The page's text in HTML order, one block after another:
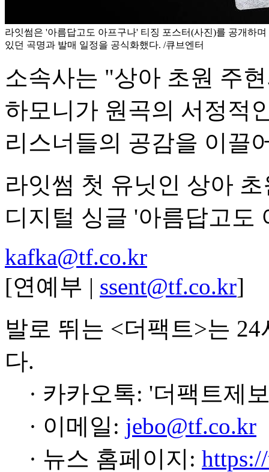
라잇썸은 '아름답고도 아프구나' 티징 포스터(사진)를 공개하
있던 곡명과 발매 일정을 공식화했다. /큐브엔터
소속사는 "상아 초원 주
하모니가 원곡의 서정적
리스너들의 공감을 이끌
라잇썸 첫 유닛인 상아
디지털 싱글 '아름답고도
kafka@tf.co.kr
[연예부 | ssent@tf.co.kr]
발로 뛰는 <더팩트>는
다.
· 카카오톡: '더팩트제
· 이메일: jebo@tf.co.kr
· 뉴스 홈페이지: